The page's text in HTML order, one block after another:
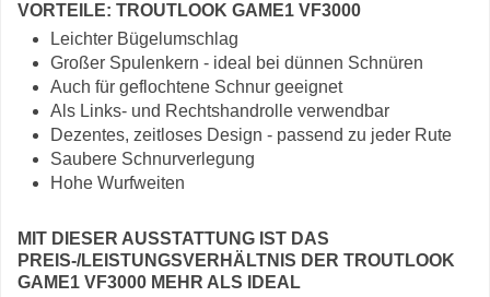
VORTEILE: TROUTLOOK GAME1 VF3000
Leichter Bügelumschlag
Großer Spulenkern - ideal bei dünnen Schnüren
Auch für geflochtene Schnur geeignet
Als Links- und Rechtshandrolle verwendbar
Dezentes, zeitloses Design - passend zu jeder Rute
Saubere Schnurverlegung
Hohe Wurfweiten
MIT DIESER AUSSTATTUNG IST DAS
PREIS-/LEISTUNGSVERHÄLTNIS DER TROUTLOOK
GAME1 VF3000 MEHR ALS IDEAL